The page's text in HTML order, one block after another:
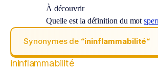
À découvrir
Quelle est la définition du mot
Synonymes de “ininflammabilité“
ininflammabilité